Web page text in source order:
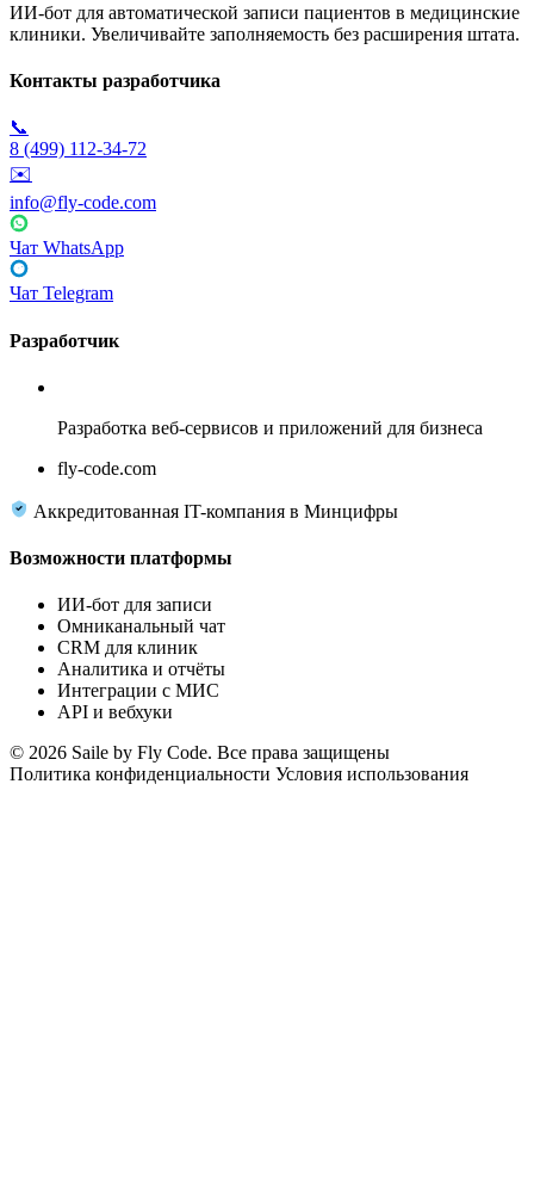
ИИ-бот для автоматической записи пациентов в медицинские
клиники. Увеличивайте заполняемость без расширения штата.
Контакты разработчика
📞
8 (499) 112-34-72
✉️
info@fly-code.com
Чат WhatsApp
Чат Telegram
Разработчик
Разработка веб-сервисов и приложений для бизнеса
fly-code.com
Аккредитованная IT-компания в Минцифры
Возможности платформы
ИИ-бот для записи
Омниканальный чат
CRM для клиник
Аналитика и отчёты
Интеграции с МИС
API и вебхуки
© 2026 Saile by Fly Code. Все права защищены
Политика конфиденциальности Условия использования